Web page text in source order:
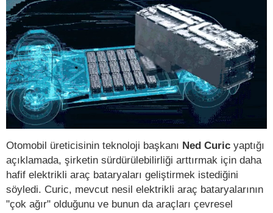
Otomobil üreticisinin teknoloji başkanı Ned Curic yaptığı
açıklamada, şirketin sürdürülebilirliği arttırmak için daha
hafif elektrikli araç bataryaları geliştirmek istediğini
söyledi. Curic, mevcut nesil elektrikli araç bataryalarının
"çok ağır" olduğunu ve bunun da araçları çevresel